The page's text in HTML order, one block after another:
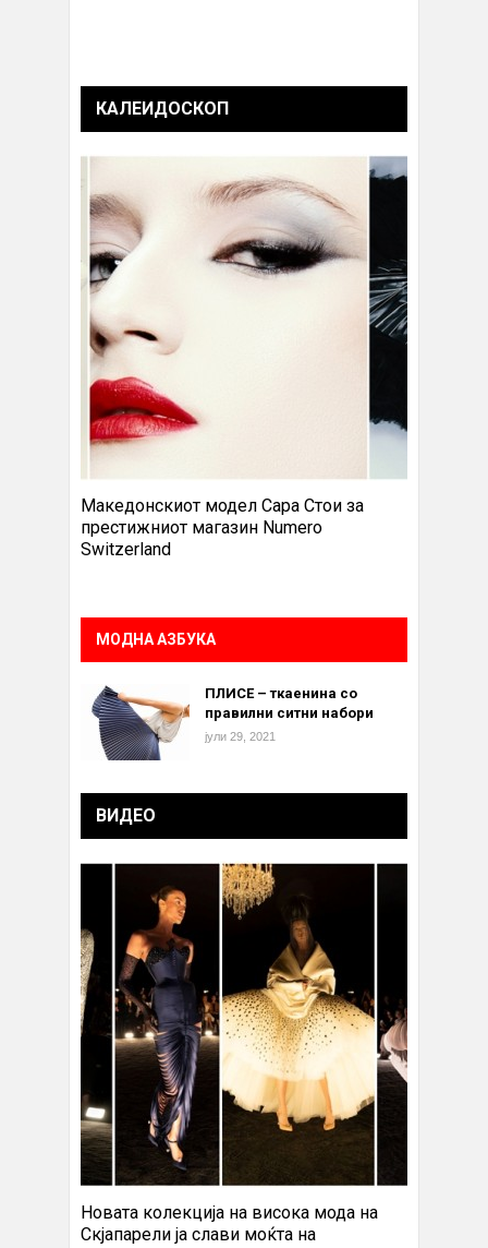
КАЛЕИДОСКОП
Македонскиот модел Сара Стои за
престижниот магазин Numero
Switzerland
МОДНА АЗБУКА
ПЛИСЕ – ткаенина со
правилни ситни набори
јули 29, 2021
ВИДЕО
Новата колекција на висока мода на
Скјапарели ја слави моќта на